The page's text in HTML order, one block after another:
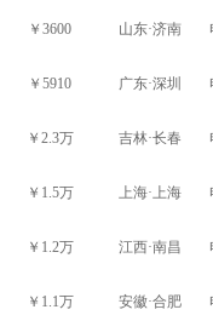
￥3600 山东·济南
￥5910 广东·深圳
￥2.3万 吉林·长春
￥1.5万 上海·上海
￥1.2万 江西·南昌
￥1.1万 安徽·合肥